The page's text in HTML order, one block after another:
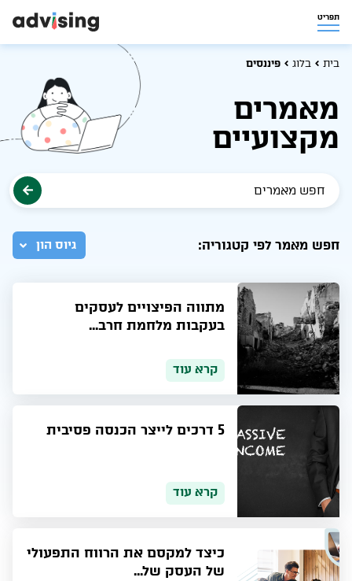
תפריט
בית בלוג פיננסים
מאמרים
מקצועיים
חפש מאמר לפי קטגוריה: גיוס הון
מתווה הפיצויים לעסקים
בעקבות מלחמת חרב...
קרא עוד
5 דרכים לייצר הכנסה פסיבית
קרא עוד
כיצד למקסם את הרווח התפעולי
של העסק של...